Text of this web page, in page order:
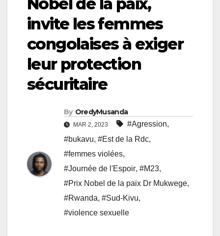
invite les femmes
congolaises à exiger
leur protection
sécuritaire
By OredyMusanda
MAR 2, 2023 #Agression,
#bukavu, #Est de la Rdc,
#femmes violées,
#Journée de l'Espoir, #M23,
#Prix Nobel de la paix Dr Mukwege,
#Rwanda, #Sud-Kivu,
#violence sexuelle